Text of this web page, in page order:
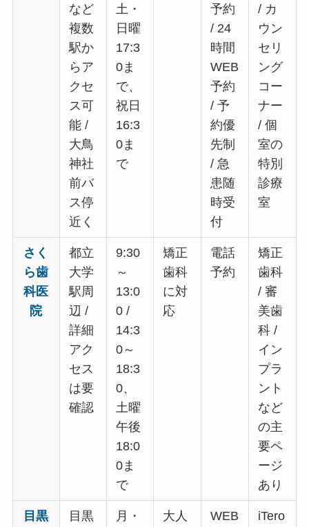
など
複数
駅か
らア
クセ
ス可
能 /
大鳥
神社
前バ
ス停
近く
土・
日曜
17:3
0ま
で、
祝日
16:3
0ま
で
予約
/ 24
時間
WEB
予約
/ 予
約優
先制
/ 急
患随
時受
付
/ カ
ウン
セリ
ング
コー
ナー
/ 個
室の
特別
診療
室
さく
ら歯
科医
院
都立
大学
駅周
辺 /
詳細
アク
セス
は要
確認
9:30
～
13:0
0 /
14:3
0～
18:3
0、
土曜
午後
18:0
0ま
で
矯正
歯科
に対
応
電話
予約
矯正
歯科
/ 審
美歯
科 /
イン
プラ
ント
など
の主
要ペ
ージ
あり
目黒
目黒
月・
大人
WEB
iTero